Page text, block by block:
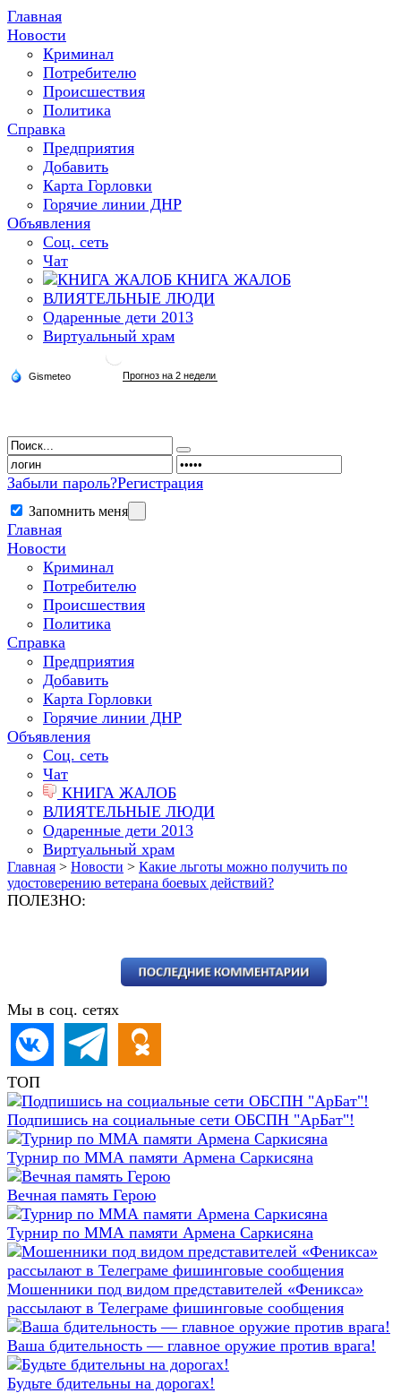
Главная
Новости
Криминал
Потребителю
Происшествия
Политика
Справка
Предприятия
Добавить
Карта Горловки
Горячие линии ДНР
Объявления
Соц. сеть
Чат
КНИГА ЖАЛОБ
ВЛИЯТЕЛЬНЫЕ ЛЮДИ
Одаренные дети 2013
Виртуальный храм
Забыли пароль?Регистрация
Запомнить меня
Главная
Новости
Криминал
Потребителю
Происшествия
Политика
Справка
Предприятия
Добавить
Карта Горловки
Горячие линии ДНР
Объявления
Соц. сеть
Чат
КНИГА ЖАЛОБ
ВЛИЯТЕЛЬНЫЕ ЛЮДИ
Одаренные дети 2013
Виртуальный храм
Главная > Новости > Какие льготы можно получить по
удостоверению ветерана боевых действий?
ПОЛЕЗНО:
Мы в соц. сетях
ТОП
Подпишись на социальные сети ОБСПН "АрБат"!
Турнир по ММА памяти Армена Саркисяна
Вечная память Герою
Турнир по ММА памяти Армена Саркисяна
Мошенники под видом представителей «Феникса»
рассылают в Телеграме фишинговые сообщения
Ваша бдительность — главное оружие против врага!
Будьте бдительны на дорогах!